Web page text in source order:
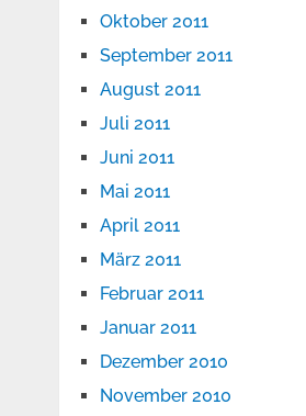
Oktober 2011
September 2011
August 2011
Juli 2011
Juni 2011
Mai 2011
April 2011
März 2011
Februar 2011
Januar 2011
Dezember 2010
November 2010